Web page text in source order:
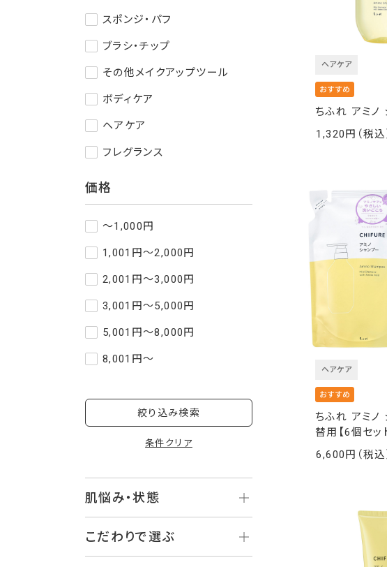
スポンジ・パフ
ブラシ・チップ
その他メイクアップツール
ボディケア
ヘアケア
フレグランス
価格
～1,000円
1,001円～2,000円
2,001円～3,000円
3,001円～5,000円
5,001円～8,000円
8,001円～
肌悩み・状態
こだわりで選ぶ
絞り込み検索
条件クリア
ちふれ アミノ
ヘアケア
1,320
ちふれ アミノ
替用【6個セッ
ヘアケア
6,600